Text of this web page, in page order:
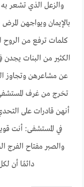
والزعل الذي تشعر
بالإيمان ويواجهن
كلمات ترفع من الروح
الكثير من البنات يجدن
عن مشاعرهن وتجاوز
تخرج من غرف المستشفى
أنهن قادرات على
في المستشفى: أنت
والصبر مفتاح الفرج
دائمًا أن